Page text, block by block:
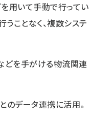
用いて手動で行ってい
うことなく、複数システ
どを手がける物流関連
のデータ連携に活用。